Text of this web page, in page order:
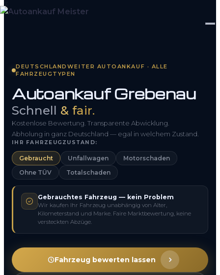
So funktioniert’s
Kontakt
FAQ
0800 1553 5546
Kostenlos anfragen
DEUTSCHLANDWEITER AUTOANKAUF · ALLE
FAHRZEUGTYPEN
Autoankauf Grebenau
Schnell & fair.
Kostenlose Bewertung. Transparente Abwicklung.
Abholung in ganz Deutschland — egal in welchem Zustand.
IHR FAHRZEUGZUSTAND:
Gebraucht Unfallwagen
Motorschaden
Ohne TÜV
Totalschaden
Gebrauchtes Fahrzeug — kein Problem
Wir kaufen Ihr Fahrzeug unabhängig von Alter,
Kilometerstand und Marke. Faire Marktbewertung, keine
versteckten Abzüge.
Fahrzeug bewerten lassen